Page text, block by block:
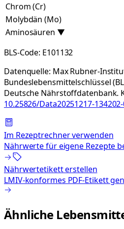
Chrom (Cr)
Molybdän (Mo)
Aminosäuren ▼
BLS-Code: E101132
Datenquelle: Max Rubner-
Bundeslebensmittelschlüssel
Deutsche Nährstoffdatenbank.
10.25826/Data20251217-
Im Rezeptrechner verwenden
Nährwerte für eigene Rezepte
Nährwertetikett erstellen
LMIV-konformes PDF-Etikett
Ähnliche